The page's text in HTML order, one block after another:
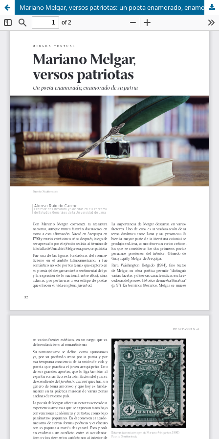
Mariano Melgar, versos patriotas: un poeta enamorado, enamorado de su patria